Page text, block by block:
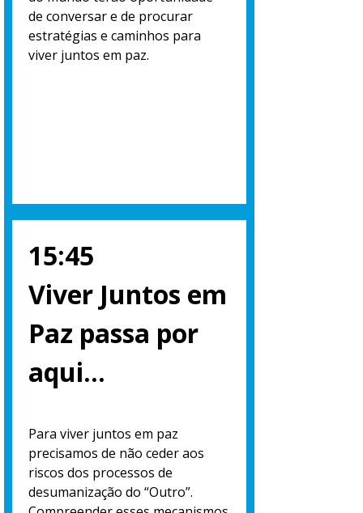
de conversar e de procurar
estratégias e caminhos para
viver juntos em paz.
15:45
Viver Juntos em
Paz passa por
aqui…
Para viver juntos em paz
precisamos de não ceder aos
riscos dos processos de
desumanização do “Outro”.